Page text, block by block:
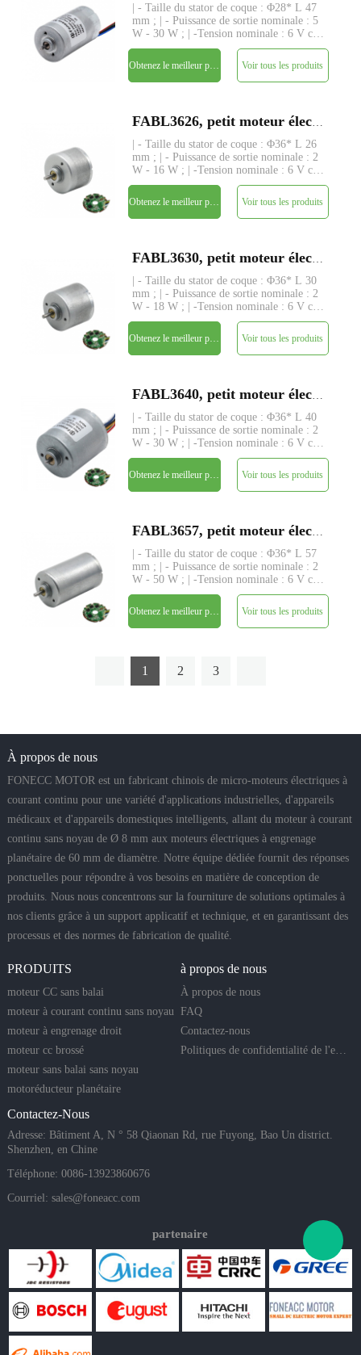
| - Taille du stator de coque : Φ28* L 47
mm ; | - Puissance de sortie nominale : 5
W - 30 W ; | -Tension nominale : 6 V cc
- 24 V ; | - Couple nominal : jusqu'à 185
gf-cm ; | - Tige : Φ2.3mm, longueur
personnalisée ; | - Driver : driver intégré
avec
Voir tous les produits
| - Taille du stator de coque : Φ36* L 26
mm ; | - Puissance de sortie nominale : 2
W - 16 W ; | -Tension nominale : 6 V cc
- 24 V ; | - Couple nominal : jusqu'à 98
gf-cm ; | - Axe : Φ3,175 mm (ou
4,0 mm), longueur personnalisée ; | -
Driver : driver
Voir tous les produits
| - Taille du stator de coque : Φ36* L 30
mm ; | - Puissance de sortie nominale : 2
W - 18 W ; | -Tension nominale : 6 V cc
- 24 V ; | - Couple nominal : jusqu'à 210
gf-cm ; | - Axe : Φ3,175 mm (ou
4,0 mm), longueur personnalisée ; | -
Driver : drive
Voir tous les produits
| - Taille du stator de coque : Φ36* L 40
mm ; | - Puissance de sortie nominale : 2
W - 30 W ; | -Tension nominale : 6 V cc
- 24 V ; | - Couple nominal : jusqu'à 320
gf-cm ; | - Axe : Φ3,175 mm (ou
4,0 mm), longueur personnalisée ; | -
Driver : drive
Voir tous les produits
| - Taille du stator de coque : Φ36* L 57
mm ; | - Puissance de sortie nominale : 2
W - 50 W ; | -Tension nominale : 6 V cc
- 24 V ; | - Couple nominal : jusqu'à 480
gf-cm ; | - Axe : Φ3,175 mm (ou
4,0 mm), longueur personnalisée ; | -
Driver : drive
Voir tous les produits
1 2 3
À propos de nous
FONECC MOTOR est un fabricant chinois de micro-moteurs électriques à
courant continu pour une variété d'applications industrielles, d'appareils
médicaux et d'appareils domestiques intelligents, allant du moteur à courant
continu sans noyau de Ø 8 mm aux moteurs électriques à engrenage
planétaire de 60 mm de diamètre. Notre équipe dédiée fournit des réponses
ponctuelles pour répondre à vos besoins en matière de conception de
produits. Nous nous concentrons sur la fourniture de solutions optimales à
nos clients grâce à un support applicatif et technique, et en garantissant des
processus et des normes de fabrication de qualité.
PRODUITS
moteur CC sans balai
moteur à courant continu sans noyau
moteur à engrenage droit
moteur cc brossé
moteur sans balai sans noyau
motoréducteur planétaire
à propos de nous
À propos de nous
FAQ
Contactez-nous
Politiques de confidentialité de l'entreprise
Contactez-Nous
Adresse: Bâtiment A, N ° 58 Qiaonan Rd, rue Fuyong, Bao Un district.
Shenzhen, en Chine
Téléphone: 0086-13923860676
Courriel: sales@foneacc.com
partenaire